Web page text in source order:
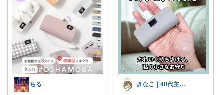
ちる きなこ｜40代主婦の暮らしラクメモ